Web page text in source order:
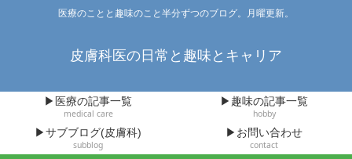
医療のことと趣味のこと半分ずつのブログ。月曜更新。
皮膚科医の日常と趣味とキャリア
▶医療の記事一覧
medical care
▶趣味の記事一覧
hobby
▶サブブログ(皮膚科)
subblog
▶お問い合わせ
contact